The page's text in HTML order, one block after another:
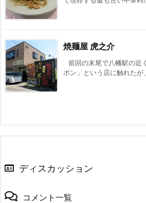
焼麺屋 虎之介
前回の末尾で八幡駅の近
ポン」という店に触れた
ディスカッション
コメント一覧